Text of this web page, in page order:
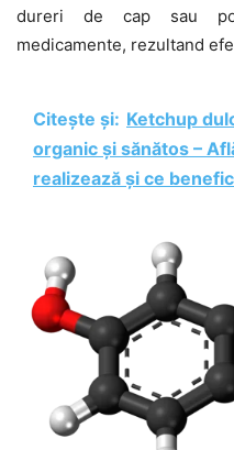
dureri de cap sau
medicamente, rezultand
Citește și: Ketchup
organic și sănătos –
realizează și ce